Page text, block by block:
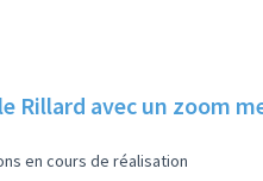
Rillard avec un zoom
en cours de réalisation